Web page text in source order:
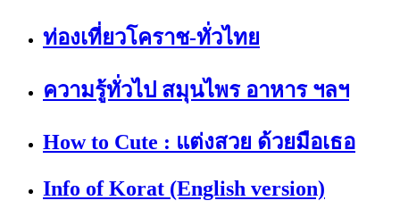
ท่องเที่ยวโคราช-ทั่วไทย
ความรู้ทั่วไป สมุนไพร อาหาร ฯลฯ
How to Cute : แต่งสวย ด้วยมือเธอ
Info of Korat (English version)